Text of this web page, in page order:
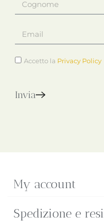
Accetto la Privacy Policy
Invia
My account
Spedizione e resi